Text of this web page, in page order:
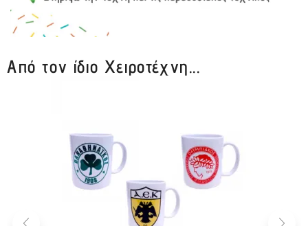
Από τον ίδιο Χειροτέχνη...